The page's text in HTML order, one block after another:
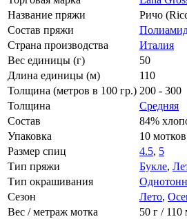
Название пряжи
Ричо
Состав пряжи
Страна производства
Италия
Вес единицы (г)
50
Длина единицы (м)
110
Толщина (метров в 100 гр.) 200 - 300
Толщина
Средняя
Состав
84%
Упаковка
10
Размер спиц
4.5, 5
Тип пряжи
Букле,
Тип окрашивания
Сезон
Лето,
Вес / метраж мотка
50 г / 110